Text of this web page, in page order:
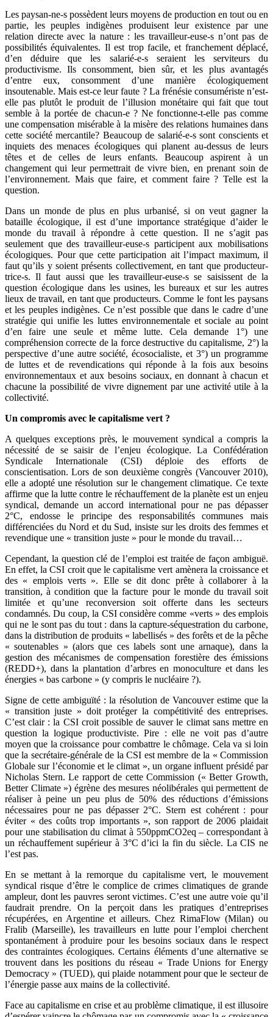
Les paysan-ne-s possèdent leurs moyens de production en tout ou en
partie, les peuples indigènes produisent leur existence par une
relation directe avec la nature : les travailleur-euse-s n’ont pas de
possibilités équivalentes. Il est trop facile, et franchement déplacé,
d’en déduire que les salarié-e-s seraient les serviteurs du
productivisme. Ils consomment, bien sûr, et les plus avantagés
d’entre eux, consomment d’une manière écologiquement
insoutenable. Mais est-ce leur faute ? La frénésie consumériste n’est-
elle pas plutôt le produit de l’illusion monétaire qui fait que tout
semble à la portée de chacun-e ? Ne fonctionne-t-elle pas comme
une compensation misérable à la misère des relations humaines dans
cette société mercantile? Beaucoup de salarié-e-s sont conscients et
inquiets des menaces écologiques qui planent au-dessus de leurs
têtes et de celles de leurs enfants. Beaucoup aspirent à un
changement qui leur permettrait de vivre bien, en prenant soin de
l’environnement. Mais que faire, et comment faire ? Telle est la
question.
Dans un monde de plus en plus urbanisé, si on veut gagner la
bataille écologique, il est d’une importance stratégique d’aider le
monde du travail à répondre à cette question. Il ne s’agit pas
seulement que des travailleur-euse-s participent aux mobilisations
écologiques. Pour que cette participation ait l’impact maximum, il
faut qu’ils y soient présents collectivement, en tant que producteur-
trice-s. Il faut aussi que les travailleur-euse-s se saisissent de la
question écologique dans les usines, les bureaux et sur les autres
lieux de travail, en tant que producteurs. Comme le font les paysans
et les peuples indigènes. Ce n’est possible que dans le cadre d’une
stratégie qui unifie les luttes environnementale et sociale au point
d’en faire une seule et même lutte. Cela demande 1°) une
compréhension correcte de la force destructive du capitalisme, 2°) la
perspective d’une autre société, écosocialiste, et 3°) un programme
de luttes et de revendications qui réponde à la fois aux besoins
environnementaux et aux besoins sociaux, en donnant à chacun et
chacune la possibilité de vivre dignement par une activité utile à la
collectivité.
Un compromis avec le capitalisme vert ?
A quelques exceptions près, le mouvement syndical a compris la
nécessité de se saisir de l’enjeu écologique. La Confédération
Syndicale Internationale (CSI) déploie des efforts de
conscientisation. Lors de son deuxième congrès (Vancouver 2010),
elle a adopté une résolution sur le changement climatique. Ce texte
affirme que la lutte contre le réchauffement de la planète est un enjeu
syndical, demande un accord international pour ne pas dépasser
2°C, endosse le principe des responsabilités communes mais
différenciées du Nord et du Sud, insiste sur les droits des femmes et
revendique une « transition juste » pour le monde du travail…
Cependant, la question clé de l’emploi est traitée de façon ambiguë.
En effet, la CSI croit que le capitalisme vert amènera la croissance et
des « emplois verts ». Elle se dit donc prête à collaborer à la
transition, à condition que la facture pour le monde du travail soit
limitée et qu’une reconversion soit offerte dans les secteurs
condamnés. Du coup, la CSI considère comme «verts » des emplois
qui ne le sont pas du tout : dans la capture-séquestration du carbone,
dans la distribution de produits « labellisés » des forêts et de la pêche
« soutenables » (alors que ces labels sont une arnaque), dans la
gestion des mécanismes de compensation forestière des émissions
(REDD+), dans la plantation d’arbres en monoculture et dans les
énergies « bas carbone » (y compris le nucléaire ?).
Signe de cette ambiguïté : la résolution de Vancouver estime que la
« transition juste » doit protéger la compétitivité des entreprises.
C’est clair : la CSI croit possible de sauver le climat sans mettre en
question la logique productiviste. Pire : elle ne voit pas d’autre
moyen que la croissance pour combattre le chômage. Cela va si loin
que la secrétaire-générale de la CSI est membre de la « Commission
Globale sur l’économie et le climat », un organe influent présidé par
Nicholas Stern. Le rapport de cette Commission (« Better Growth,
Better Climate ») égrène des mesures néolibérales qui permettent de
réaliser à peine un peu plus de 50% des réductions d’émissions
nécessaires pour ne pas dépasser 2°C. Stern est cohérent : pour
éviter « des coûts trop importants », son rapport de 2006 plaidait
pour une stabilisation du climat à 550ppmCO2eq – correspondant à
un réchauffement supérieur à 3°C d’ici la fin du siècle. La CIS ne
l’est pas.
En se mettant à la remorque du capitalisme vert, le mouvement
syndical risque d’être le complice de crimes climatiques de grande
ampleur, dont les pauvres seront victimes. C’est une autre voie qu’il
faudrait prendre. On la perçoit dans les pratiques d’entreprises
récupérées, en Argentine et ailleurs. Chez RimaFlow (Milan) ou
Fralib (Marseille), les travailleurs en lutte pour l’emploi cherchent
spontanément à produire pour les besoins sociaux dans le respect
des contraintes écologiques. Certains éléments d’une alternative se
trouvent dans les positions du réseau « Trade Unions for Energy
Democracy » (TUED), qui plaide notamment pour que le secteur de
l’énergie passe aux mains de la collectivité.
Face au capitalisme en crise et au problème climatique, il est illusoire